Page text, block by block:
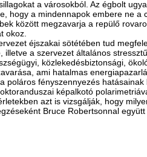
a városokból. Az égbolt
hogy a mindennapok embere ne a
között megzavarja a repülő
okoz.
éjszakai sötétében tud
a szervezet általános
közlekedésbiztonsági,
ami hatalmas
poláros fényszennyezés
képalkotó
azt is vizsgálják, hogy
Bruce Robertsonnal